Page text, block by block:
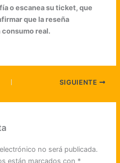
o escanea su ticket, que
que la reseña
real.
SIGUIENTE
no será publicada.
están marcados con *